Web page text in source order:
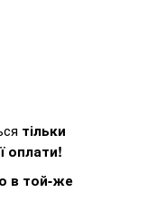
тільки
оплати!
в той-же